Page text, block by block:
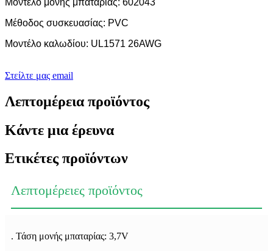
Μέθοδος συσκευασίας: PVC
Μοντέλο καλωδίου: UL1571 26AWG
Στείλτε μας email
Λεπτομέρεια προϊόντος
Κάντε μια έρευνα
Ετικέτες προϊόντων
Λεπτομέρειες προϊόντος
. Τάση μονής μπαταρίας: 3,7V